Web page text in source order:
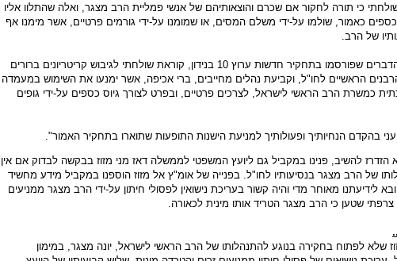
כי תורה לחקור אם שכרם והוצאותיהם של אנשי פמליית הרב מצגר, ואלה שהתלוו אליו
כספים כאמור, שולמו על-ידי משלם המסים, או שמומנו על-ידי גורמים פרטיים, אשר מימנו אף
של הרב.
8. נוכח חומרת הדברים שפורסמו בתחקיר חדשות ערוץ 10 בנידון, קוראת שולחתי לגיבוש קריטריונים ברורים
הראשיים לחו"ל, וקביעת נהלים מחייבים, ברי אכיפה, אשר ימנעו את השימוש במעמדה
כמשרת הרב הראשי לישראל, לצרכים פרטיים, ובפרט לצורך גיוס כספים על-ידי גופים
הזדרז להשיב, פנינו במקביל גם ליועץ המשפטי לממשלה דאז מני מזוז בבקשה לבדוק אם אין
של הרב מצגר בנסיעותיו לחו"ל. בפנייה של אומ"ץ אל מזוז הוספנו במקביל מידע מחשיד
לידיעתנו מאוחר מדי והיה קשור בעריכת נישואין לפסולי חיתון על-ידי הרב מצגר ממניעים
שטען כי הרב מצגר הטריד אותו מינית לכאורה.
שלא לפתוח בחקירה בנוגע להתנהלותו של הרב הראשי לישראל, יונה מצגר, במימון